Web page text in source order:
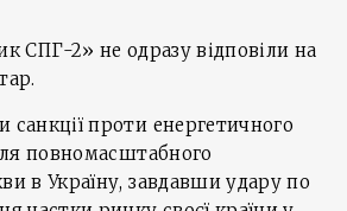
СПГ-2» не одразу відповіли на
проти енергетичного
повномасштабного
в Україну, завдавши удару по